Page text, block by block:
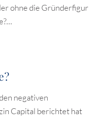
ohne die Gründerfigur
negativen
Capital berichtet hat